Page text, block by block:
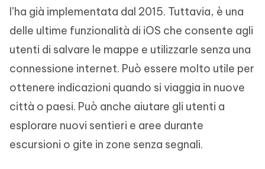
l’ha già implementata dal 2015. Tuttavia, è una
delle ultime funzionalità di iOS che consente agli
utenti di salvare le mappe e utilizzarle senza una
connessione internet. Può essere molto utile per
ottenere indicazioni quando si viaggia in nuove
città o paesi. Può anche aiutare gli utenti a
esplorare nuovi sentieri e aree durante
escursioni o gite in zone senza segnali.